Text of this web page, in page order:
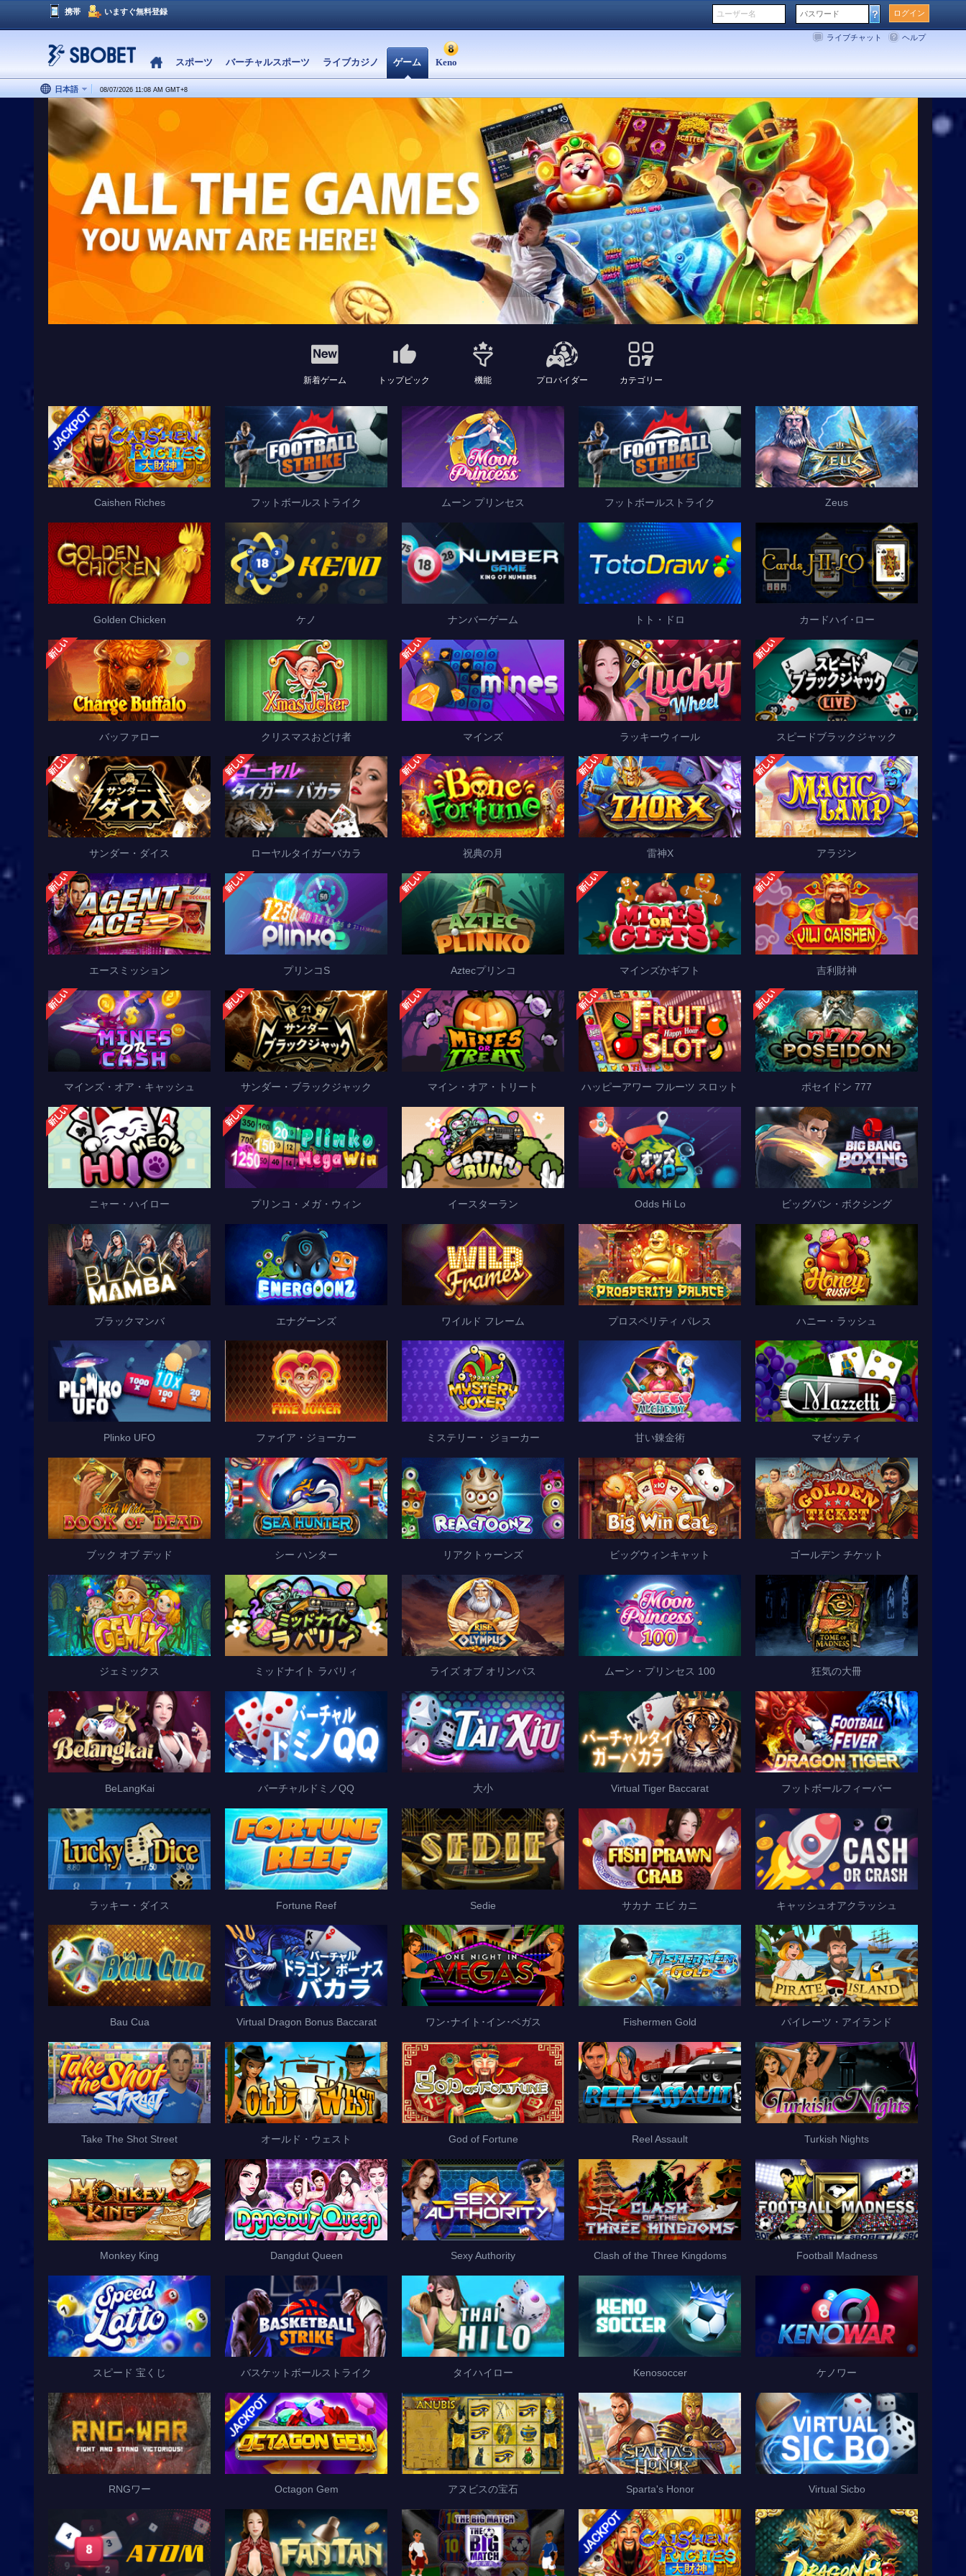
ログイン
パスワード
ユーザー名
携帯 いますぐ無料登録
スポーツ バーチャルスポーツ ライブカジノ ゲーム Keno
ライブチャット ヘルプ
日本語 08/07/2026 11:08 AM GMT+8
新着ゲーム トップピック 機能 プロバイダー カテゴリー
Caishen Riches フットボールストライク ムーン プリンセス フットボールストライク Zeus
Golden Chicken ケノ ナンバーゲーム トト・ドロ カードハイ･ロー
バッファロー クリスマスおどけ者 マインズ ラッキーウィール スピードブラックジャック
サンダー・ダイス ローヤルタイガーバカラ 祝典の月 雷神X アラジン
エースミッション プリンコS Aztecプリンコ マインズかギフト 吉利財神
マインズ・オア・キャッシュ サンダー・ブラックジャック マイン・オア・トリート ハッピーアワー フルーツ スロット ポセイドン 777
ニャー・ハイロー プリンコ・メガ・ウィン イースターラン Odds Hi Lo ビッグバン・ボクシング
ブラックマンバ エナグーンズ ワイルド フレーム プロスペリティ パレス ハニー・ラッシュ
Plinko UFO ファイア・ジョーカー ミステリー・ ジョーカー 甘い錬金術 マゼッティ
ブック オブ デッド シー ハンター リアクトゥーンズ ビッグウィンキャット ゴールデン チケット
ジェミックス ミッドナイト ラバリィ ライズ オブ オリンパス ムーン・プリンセス 100 狂気の大冊
BeLangKai バーチャルドミノQQ 大小 Virtual Tiger Baccarat フットボールフィーバー
ラッキー・ダイス Fortune Reef Sedie サカナ エビ カニ キャッシュオアクラッシュ
Bau Cua Virtual Dragon Bonus Baccarat ワン･ナイト･イン･ベガス Fishermen Gold パイレーツ・アイランド
Take The Shot Street オールド・ウェスト God of Fortune Reel Assault Turkish Nights
Monkey King Dangdut Queen Sexy Authority Clash of the Three Kingdoms Football Madness
スピード 宝くじ バスケットボールストライク タイハイロー Kenosoccer ケノワー
RNGワー Octagon Gem アヌビスの宝石 Sparta's Honor Virtual Sicbo